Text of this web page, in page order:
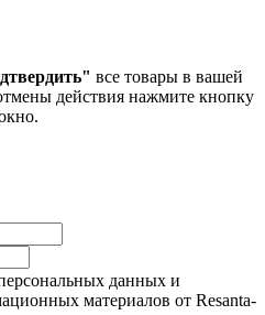
все товары в вашей
действия нажмите кнопку
данных и
материалов от Resanta-